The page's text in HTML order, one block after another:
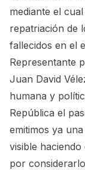
mediante el
repatriación de
fallecidos en el
Representante
Juan David
humana y
República el
emitimos ya
visible
por